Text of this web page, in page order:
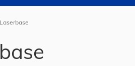
Laserbase